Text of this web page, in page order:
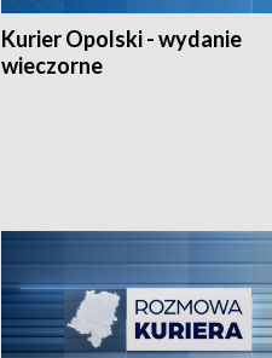
Kurier Opolski - wydanie
wieczorne